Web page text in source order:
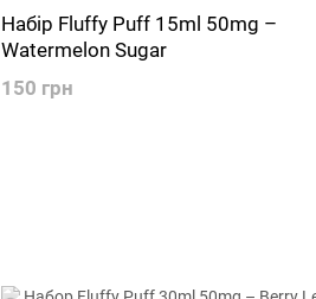
Набір Fluffy Puff 15ml 50mg –
Watermelon Sugar
150 грн